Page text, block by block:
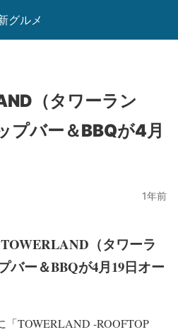
グルメ
（タワーラン
プバー＆BBQが4月
1年前
（タワーラ
バー＆BBQが4月19日オー
「TOWERLAND -ROOFTOP